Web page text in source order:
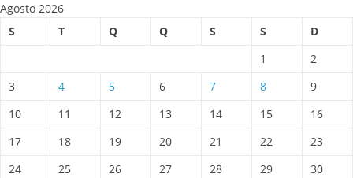
Agosto 2026
S
T Q Q S S
D
1
2
3
4 5 6 7 8
9
10
11 12 13 14 15
16
17
18 19 20 21 22
23
24
25 26 27 28 29
30